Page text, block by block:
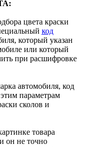
цвета краски
код
который указан
или который
при расшифровке
автомобиля, код
параметрам
сколов и
товара
он не точно